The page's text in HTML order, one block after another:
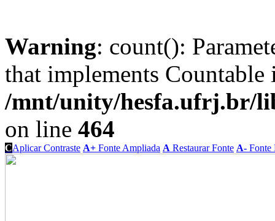
Warning: count():
that implements Countable
/mnt/unity/hesfa.ufrj.br/
on line 464
CAplicar Contraste A+ Fonte Ampliada A Restaurar Fonte A- Fonte